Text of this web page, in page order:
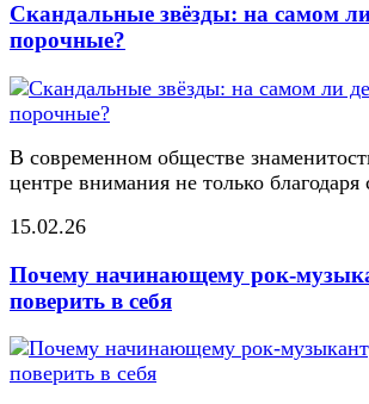
Скандальные звёзды: на самом
порочные?
В современном обществе
центре внимания не только
15.02.26
Почему начинающему рок-
поверить в себя